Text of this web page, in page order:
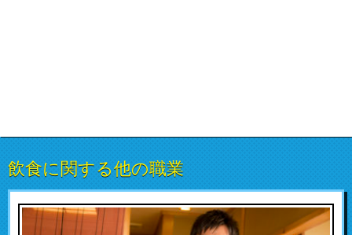
飲食に関する他の職業